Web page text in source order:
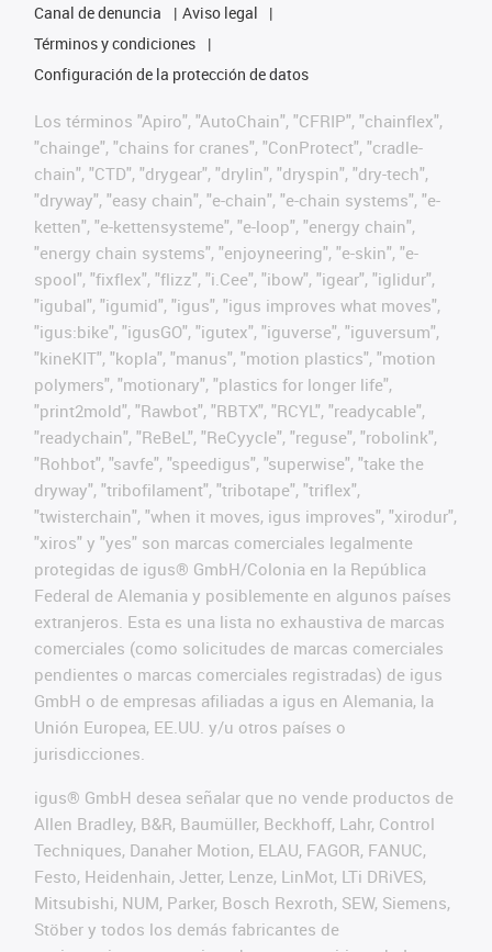
Canal de denuncia
Aviso legal
Términos y condiciones
Configuración de la protección de datos
Los términos "Apiro", "AutoChain", "CFRIP", "chainflex",
"chainge", "chains for cranes", "ConProtect", "cradle-
chain", "CTD", "drygear", "drylin", "dryspin", "dry-tech",
"dryway", "easy chain", "e-chain", "e-chain systems", "e-
ketten", "e-kettensysteme", "e-loop", "energy chain",
"energy chain systems", "enjoyneering", "e-skin", "e-
spool", "fixflex", "flizz", "i.Cee", "ibow", "igear", "iglidur",
"igubal", "igumid", "igus", "igus improves what moves",
"igus:bike", "igusGO", "igutex", "iguverse", "iguversum",
"kineKIT", "kopla", "manus", "motion plastics", "motion
polymers", "motionary", "plastics for longer life",
"print2mold", "Rawbot", "RBTX", "RCYL", "readycable",
"readychain", "ReBeL", "ReCyycle", "reguse", "robolink",
"Rohbot", "savfe", "speedigus", "superwise", "take the
dryway", "tribofilament", "tribotape", "triflex",
"twisterchain", "when it moves, igus improves", "xirodur",
"xiros" y "yes" son marcas comerciales legalmente
protegidas de igus® GmbH/Colonia en la República
Federal de Alemania y posiblemente en algunos países
extranjeros. Esta es una lista no exhaustiva de marcas
comerciales (como solicitudes de marcas comerciales
pendientes o marcas comerciales registradas) de igus
GmbH o de empresas afiliadas a igus en Alemania, la
Unión Europea, EE.UU. y/u otros países o
jurisdicciones.
igus® GmbH desea señalar que no vende productos de
Allen Bradley, B&R, Baumüller, Beckhoff, Lahr, Control
Techniques, Danaher Motion, ELAU, FAGOR, FANUC,
Festo, Heidenhain, Jetter, Lenze, LinMot, LTi DRiVES,
Mitsubishi, NUM, Parker, Bosch Rexroth, SEW, Siemens,
Stöber y todos los demás fabricantes de